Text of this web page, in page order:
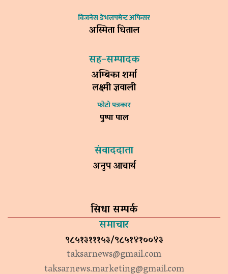
विजनेस डेभलपमेन्ट अफिसर
अस्मिता धिताल
सह–सम्पादक
अम्बिका शर्मा
लक्ष्मी ज्ञवाली
फोटो पत्रकार
पुष्पा पाल
संवाददाता
अनुप आचार्य
सिधा सम्पर्क
समाचार
९८५१३१११५३/९८५१४१००४३
taksarnews@gmail.com
taksarnews.marketing@gmail.com